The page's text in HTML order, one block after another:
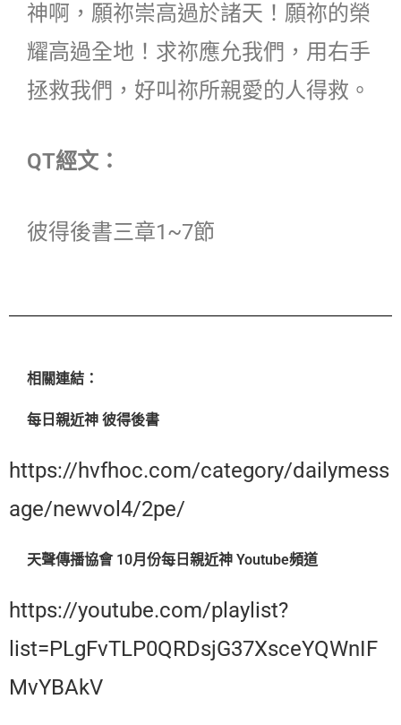
神啊，願祢崇高過於諸天！願祢的榮
耀高過全地！求祢應允我們，用右手
拯救我們，好叫祢所親愛的人得救。
QT經文：
彼得後書三章1~7節
相關連結：
每日親近神 彼得後書
https://hvfhoc.com/category/dailymess
age/newvol4/2pe/
天聲傳播協會 10月份每日親近神 Youtube頻道
https://youtube.com/playlist?
list=PLgFvTLP0QRDsjG37XsceYQWnIF
MvYBAkV